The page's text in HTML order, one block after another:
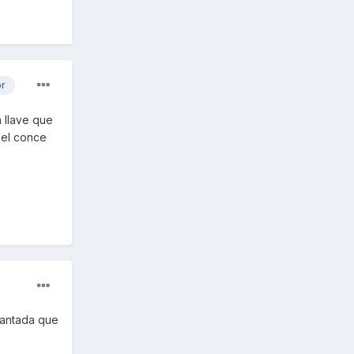
llave que
conce
que